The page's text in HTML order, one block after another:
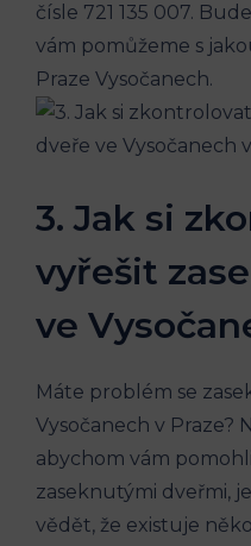
čísle 721 135 007.
vám pomůžeme s
Praze Vysočanech.
3. Jak si
vyřešit
ve
Máte problém se
Vysočanech v Praze?
abychom vám
zaseknutými dveřmi,
vědět, že existuje